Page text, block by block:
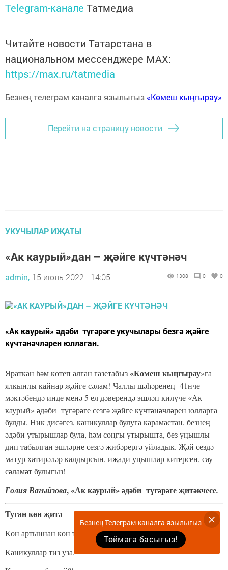
Telegram-канале Татмедиа
Читайте новости Татарстана в
национальном мессенджере MАХ:
https://max.ru/tatmedia
Безнең телеграм каналга язылыгыз «Көмеш кыңгырау»
Перейти на страницу новости
УКУЧЫЛАР ИҖАТЫ
«Ак каурый»дан – җәйге күчтәнәч
admin, 15 июль 2022 - 14:05 1308 0 0
«Ак каурый» әдәби түгәрәге укучылары безгә җәйге
күчтәнәчләрен юллаган.
Яраткан һәм көтеп алган газетабыз«Көмеш кыңгырау»га
ялкынлы кайнар җәйге сәлам! Чаллы шәһәренең 41нче
мәктәбендә инде менә 5 ел дәверендә эшләп килүче «Ак
каурый» әдәби түгәрәге сезгә җәйге күчтәнәчләрен юлларга
булды. Ник дисәгез, каникуллар булуга карамастан, безнең
әдәби утырышлар була, һәм соңгы утырышта, без уңышлы
дип табылган эшләрне сезгә җибәрергә уйладык. Җәй сездә
матур хатирәләр калдырсын, иҗади уңышлар китерсен, сау-
сәламәт булыгыз!
Гөлия Вагыйзова, «Ак каурый» әдәби түгәрәге җитәкчесе.
Туган көн җитә
Көн артыннан көн туа,
Каникуллар тиз уза.
Безнең Телеграм-каналга язылыгыз
Төймәгә басыгыз!